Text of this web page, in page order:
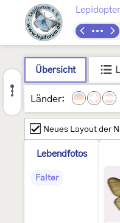
Übersicht
Länder:
Neues Layout der
Lebendfotos
Falter